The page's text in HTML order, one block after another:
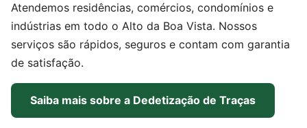
Atendemos residências, comércios, condomínios e
indústrias em todo o Alto da Boa Vista. Nossos
serviços são rápidos, seguros e contam com garantia
de satisfação.
Saiba mais sobre a Dedetização de Traças